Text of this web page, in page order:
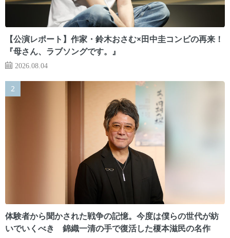
【公演レポート】作家・鈴木おさむ×田中圭コンビの再来！
『母さん、ラブソングです。』
2026.08.04
体験者から聞かされた戦争の記憶。今度は僕らの世代が紡
いでいくべき 錦織一清の手で復活した榎本滋民の名作